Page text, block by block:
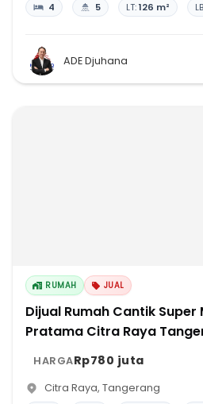
4 5 LT:126 m²
ADE Djuhana
RUMAH JUAL
Dijual Rumah Cantik
Pratama Citra Raya
HARGARp780 juta
Citra Raya, Tangerang